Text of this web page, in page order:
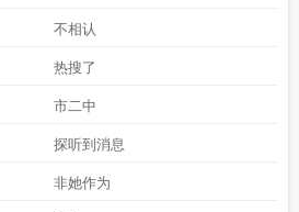
不相认
热搜了
市二中
探听到消息
非她作为